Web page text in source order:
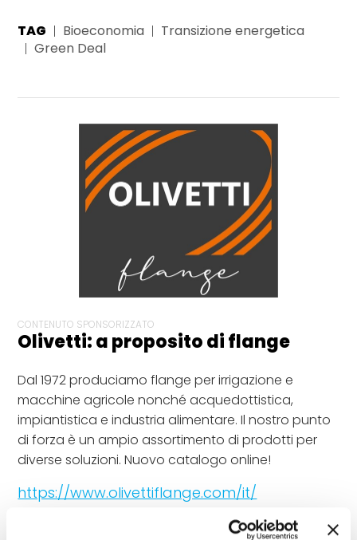
TAG Bioeconomia
Transizione energetica
Green Deal
CONTENUTO SPONSORIZZATO
Olivetti: a proposito di flange
Dal 1972 produciamo flange per irrigazione e
macchine agricole nonché acquedottistica,
impiantistica e industria alimentare. Il nostro punto
di forza è un ampio assortimento di prodotti per
diverse soluzioni. Nuovo catalogo online!
https://www.olivettiflange.com/it/